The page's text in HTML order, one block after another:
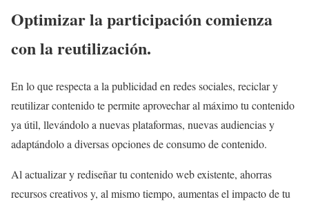
Optimizar la participación comienza
con la reutilización.
En lo que respecta a la publicidad en redes sociales, reciclar y
reutilizar contenido te permite aprovechar al máximo tu contenido
ya útil, llevándolo a nuevas plataformas, nuevas audiencias y
adaptándolo a diversas opciones de consumo de contenido.
Al actualizar y rediseñar tu contenido web existente, ahorras
recursos creativos y, al mismo tiempo, aumentas el impacto de tu